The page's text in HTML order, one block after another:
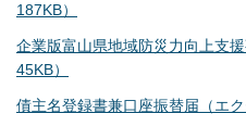
187KB）
企業版富山県地域防災力向上支
45KB）
債主名登録書兼口座振替届（エク